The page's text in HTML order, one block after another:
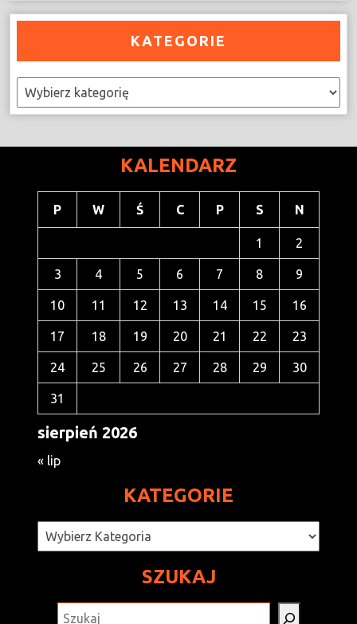
KATEGORIE
Kategorie
KALENDARZ
sierpień 2026
P W Ś C P S N
1 2
3 4 5 6 7 8 9
10 11 12 13 14 15 16
17 18 19 20 21 22 23
24 25 26 27 28 29 30
31
« lip
KATEGORIE
Kategorie
SZUKAJ